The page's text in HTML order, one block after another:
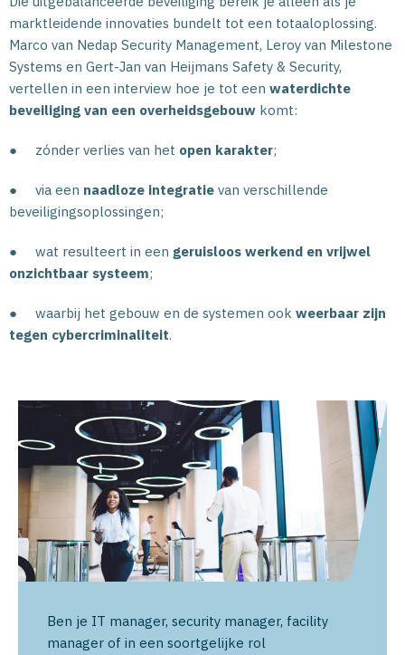
marktleidende innovaties bundelt tot een totaaloplossing.
Marco van Nedap Security Management, Leroy van Milestone
Systems en Gert-Jan van Heijmans Safety & Security,
vertellen in een interview hoe je tot een waterdichte
beveiliging van een overheidsgebouw komt:
● zónder verlies van het open karakter;
● via een naadloze integratie van verschillende
beveiligingsoplossingen;
● wat resulteert in een geruisloos werkend en vrijwel
onzichtbaar systeem;
● waarbij het gebouw en de systemen ook weerbaar zijn
tegen cybercriminaliteit.
Ben je IT manager, security manager, facility
manager of in een soortgelijke rol